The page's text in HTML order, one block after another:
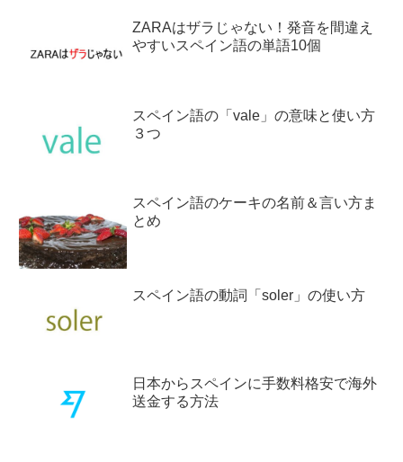
ZARAはザラじゃない！発音を間違え
やすいスペイン語の単語10個
スペイン語の「vale」の意味と使い方
３つ
スペイン語のケーキの名前＆言い方ま
とめ
スペイン語の動詞「soler」の使い方
日本からスペインに手数料格安で海外
送金する方法